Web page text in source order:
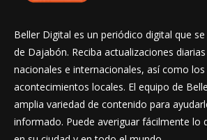
Beller Digital es un periódico digital que
de Dajabón. Reciba actualizaciones
nacionales e internacionales, así como
acontecimientos locales. El equipo de
amplia variedad de contenido para
informado. Puede averiguar fácilmente lo